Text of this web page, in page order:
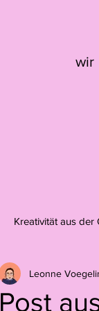
wir
Kreativität aus der
Fotografie
Post
Leonne